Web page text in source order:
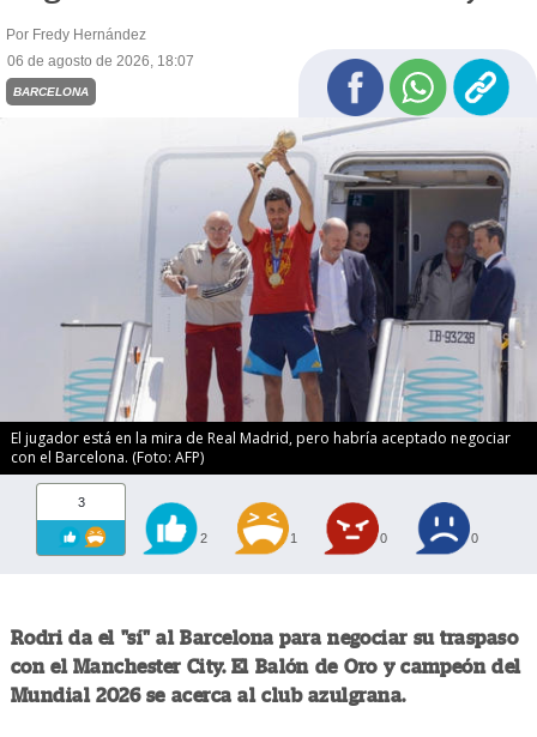
Por Fredy Hernández
06 de agosto de 2026, 18:07
BARCELONA
El jugador está en la mira de Real Madrid, pero habría aceptado negociar
con el Barcelona. (Foto: AFP)
3
2 1 0 0
Rodri da el "sí" al Barcelona para negociar su traspaso
con el Manchester City. El Balón de Oro y campeón del
Mundial 2026 se acerca al club azulgrana.